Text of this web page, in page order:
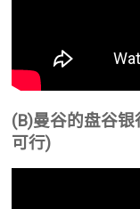
(B)曼谷的盘谷银
可行)